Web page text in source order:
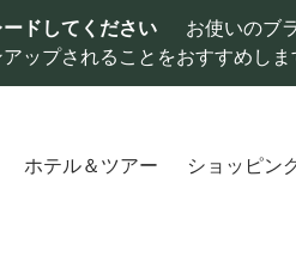
ドしてください
お使いのブ
ップされることをおすすめしま
ホテル＆ツアー ショッピン